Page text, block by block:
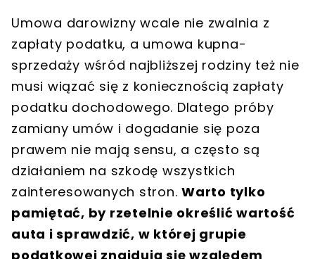
Umowa darowizny wcale nie zwalnia z
zapłaty podatku, a umowa kupna-
sprzedaży wśród najbliższej rodziny też nie
musi wiązać się z koniecznością zapłaty
podatku dochodowego. Dlatego próby
zamiany umów i dogadanie się poza
prawem nie mają sensu, a często są
działaniem na szkodę wszystkich
zainteresowanych stron. Warto tylko
pamiętać, by rzetelnie określić wartość
auta i sprawdzić, w której grupie
podatkowej znajdują się względem